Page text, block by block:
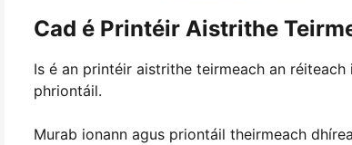
Cad é Printéir Aistrithe
Is é an printéir aistrithe teirmeach an
phriontáil.
Murab ionann agus priontáil theirmeach